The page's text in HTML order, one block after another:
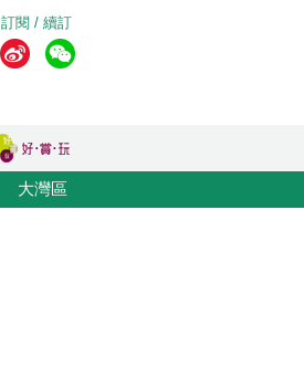
訂閱 / 續訂
大灣區